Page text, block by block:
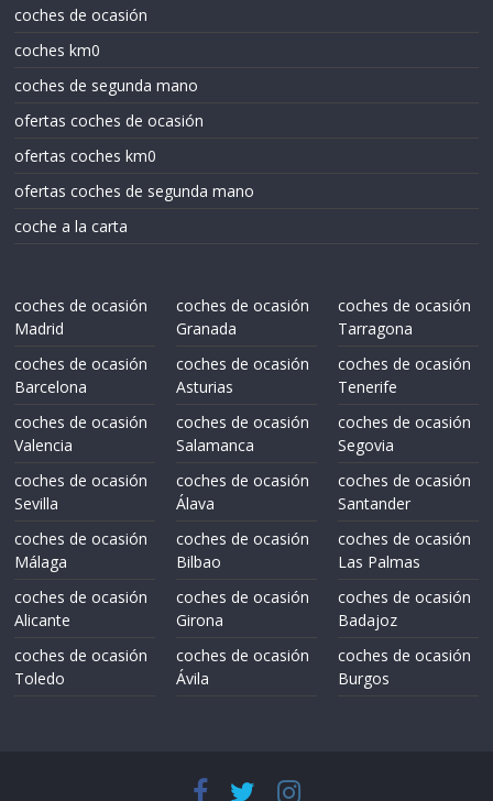
coches de ocasión
coches km0
coches de segunda mano
ofertas coches de ocasión
ofertas coches km0
ofertas coches de segunda mano
coche a la carta
coches de ocasión
Madrid
coches de ocasión
Barcelona
coches de ocasión
Valencia
coches de ocasión
Sevilla
coches de ocasión
Málaga
coches de ocasión
Alicante
coches de ocasión
Toledo
coches de ocasión
Granada
coches de ocasión
Asturias
coches de ocasión
Salamanca
coches de ocasión
Álava
coches de ocasión
Bilbao
coches de ocasión
Girona
coches de ocasión
Ávila
coches de ocasión
Tarragona
coches de ocasión
Tenerife
coches de ocasión
Segovia
coches de ocasión
Santander
coches de ocasión
Las Palmas
coches de ocasión
Badajoz
coches de ocasión
Burgos